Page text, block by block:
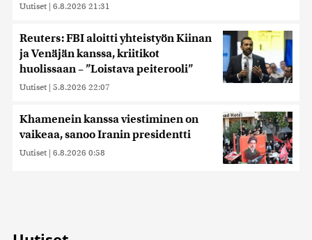
Uutiset | 6.8.2026 21:31
Reuters: FBI aloitti yhteistyön Kiinan
ja Venäjän kanssa, kriitikot
huolissaan – ”Loistava peiterooli”
Uutiset | 5.8.2026 22:07
Khamenein kanssa viestiminen on
vaikeaa, sanoo Iranin presidentti
Uutiset | 6.8.2026 0:58